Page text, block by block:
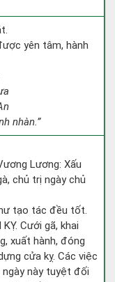
yên tâm, hành
nhàn.”
Lương: Xấu
chủ trị ngày chủ
tạo tác đều tốt.
Cưới gã, khai
xuất hành, đóng
cửa kỵ. Các việc
ngày này tuyệt đối